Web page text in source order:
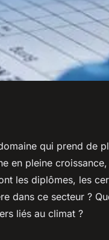
qui prend de
en pleine
les diplômes, les
dans ce secteur ?
liés au climat ?